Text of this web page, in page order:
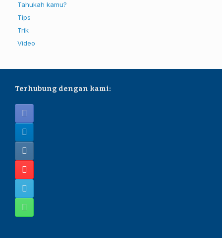
Tahukah kamu?
Tips
Trik
Video
Terhubung dengan kami: